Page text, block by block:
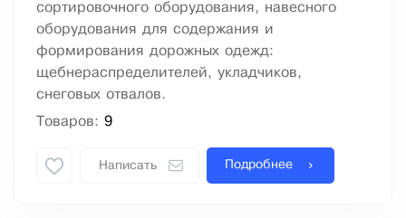
сортировочного оборудования, навесного
оборудования для содержания и
формирования дорожных одежд:
щебнераспределителей, укладчиков,
снеговых отвалов.
Товаров: 9
Написать Подробнее